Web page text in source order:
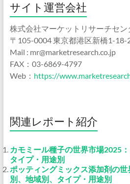
サイト運営会社
株式会社マーケットリサーチセン
〒105-0004 東京都港区新橋1-18-
Mail : mr@marketresearch.co.jp
FAX：03-6869-4797
Web： https://
関連レポート紹介
カモミール種子の世界市場2025
タイプ・用途別
ポッティングミックス添加剤の
別、地域別、タイプ・用途別